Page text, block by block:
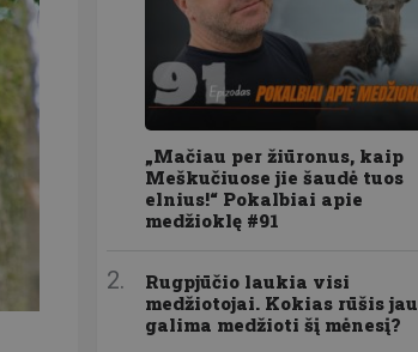
„Mačiau per žiūronus, kaip
Meškučiuose jie šaudė tuos
elnius!“ Pokalbiai apie
medžioklę #91
Rugpjūčio laukia visi
medžiotojai. Kokias rūšis jau
galima medžioti šį mėnesį?